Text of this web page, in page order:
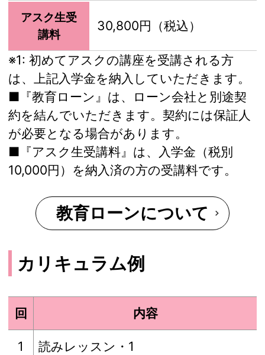
アスク生受
講料
30,800円（税込）
※1: 初めてアスクの講座を受講される方
は、上記入学金を納入していただきます。
■『教育ローン』は、ローン会社と別途契
約を結んでいただきます。契約には保証人
が必要となる場合があります。
■『アスク生受講料』は、入学金（税別
10,000円）を納入済の方の受講料です。
教育ローンについて
カリキュラム例
回 内容
1 読みレッスン・1